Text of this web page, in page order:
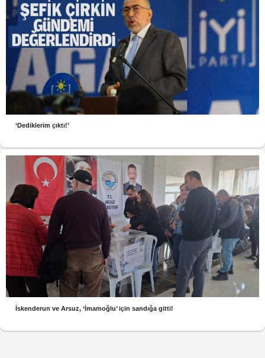
‘Dediklerim çıktı!’
İskenderun ve Arsuz, ‘İmamoğlu’ için sandığa gitti!